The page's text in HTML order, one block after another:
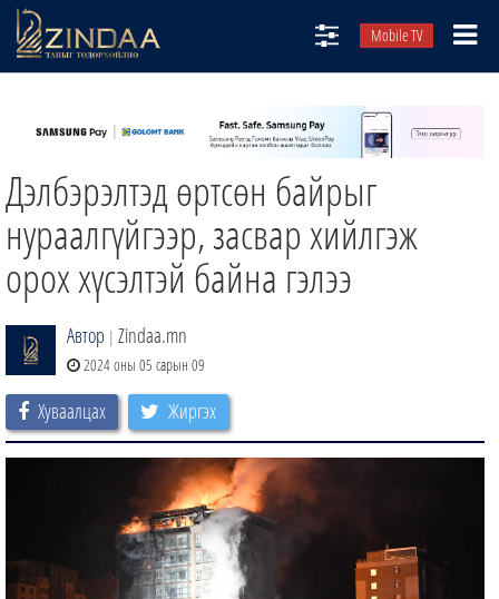
Mobile TV
ТВ8
ӨГЛӨӨНИЙ СОНИН
АУДИО ЗОХИОЛ
ЗИНДАА СЭТГҮҮЛ
Дэлбэрэлтэд өртсөн байрыг
нураалгүйгээр, засвар хийлгэж
орох хүсэлтэй байна гэлээ
Автор | Zindaa.mn
2024 оны 05 сарын 09
Хуваалцах Жиргэх